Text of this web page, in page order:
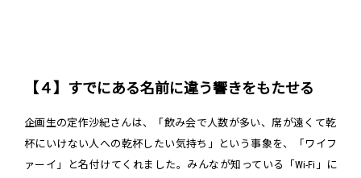
【４】すでにある名前に違う響きをもたせる
企画生の定作沙紀さんは、「飲み会で人数が多い、席が遠くて乾
杯にいけない人への乾杯したい気持ち」という事象を、「ワイフ
ァーイ」と名付けてくれました。みんなが知っている「Wi-Fi」に